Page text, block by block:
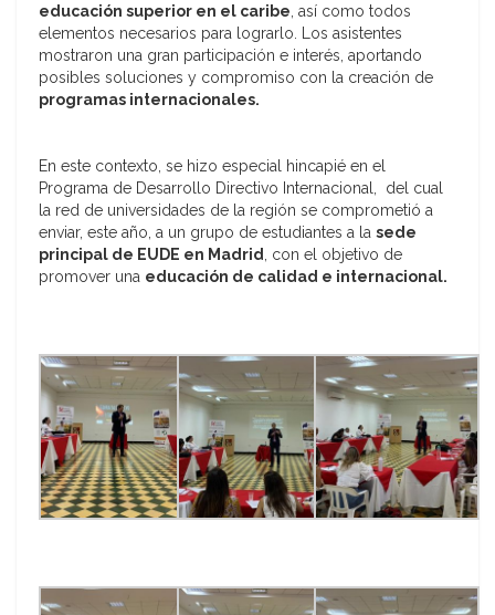
educación superior en el caribe, así como todos
elementos necesarios para lograrlo. Los asistentes
mostraron una gran participación e interés, aportando
posibles soluciones y compromiso con la creación de
programas internacionales.
En este contexto, se hizo especial hincapié en el
Programa de Desarrollo Directivo Internacional, del cual
la red de universidades de la región se comprometió a
enviar, este año, a un grupo de estudiantes a la sede
principal de EUDE en Madrid, con el objetivo de
promover una educación de calidad e internacional.